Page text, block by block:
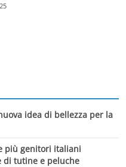
idea di bellezza per la
più genitori italiani
di tutine e peluche